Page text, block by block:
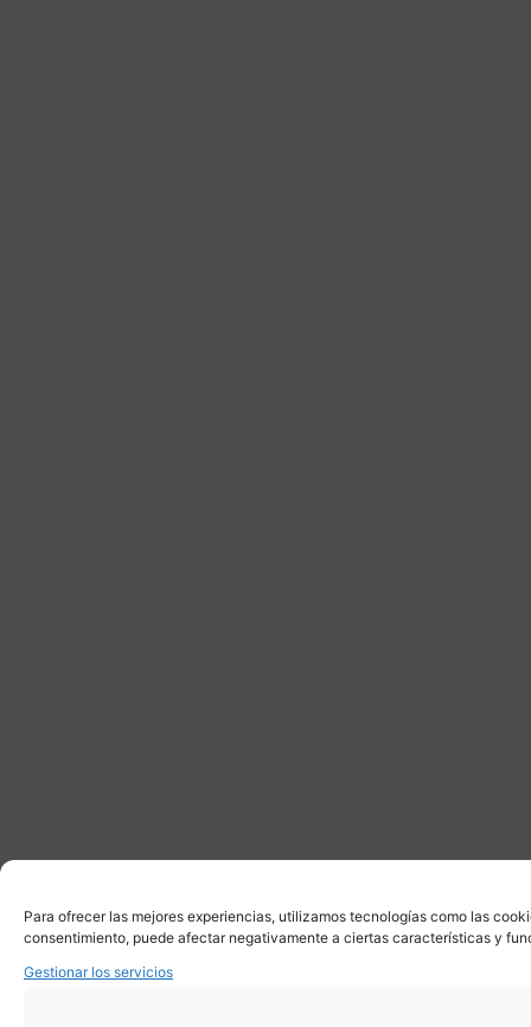
Para ofrecer las mejores experiencias, utilizamos tecnologías como las
consentimiento, puede afectar negativamente a ciertas características y
Gestionar los servicios